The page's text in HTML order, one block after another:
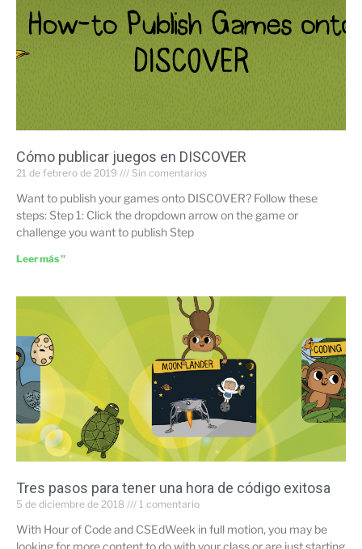
Cómo publicar juegos en DISCOVER
21 de febrero de 2019 Sin comentarios
Want to publish your games onto DISCOVER? Follow these
steps: Step 1: Click the dropdown arrow on the game or
challenge you want to publish Step
Leer más "
Tres pasos para tener una hora de código exitosa
5 de diciembre de 2018 1 comentario
With Hour of Code and CSEdWeek in full motion, you may be
looking for more content to do with your class or are just starting